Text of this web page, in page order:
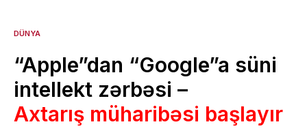
DÜNYA
“Apple”dan “Google”a süni
intellekt zərbəsi –
Axtarış müharibəsi başlayır